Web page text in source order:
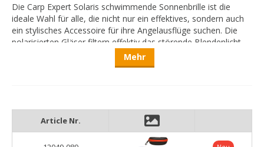
Die Carp Expert Solaris schwimmende Sonnenbrille ist die
ideale Wahl für alle, die nicht nur ein effektives, sondern auch
ein stylisches Accessoire für ihre Angelausflüge suchen. Die
polarisierten Gläser filtern effektiv das störende Blendenlicht,
das von der Wasseroberfläche reflektiert wird, und verbessern
somit die Sichtverhältnisse unter Wasser erheblich. Dadurch
Ein wesentlicher Vorteil dieses Modells ist das schwimmende
Design, das sicherstellt, dass die Sonnenbrille nicht sinkt, wenn
sie ins Wasser fällt. Dies ist besonders nützlich beim
Mehr
Article Nr.